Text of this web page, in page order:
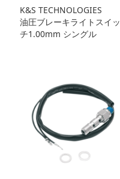
K&S TECHNOLOGIES
油圧ブレーキライトスイッ
チ1.00mm シングル